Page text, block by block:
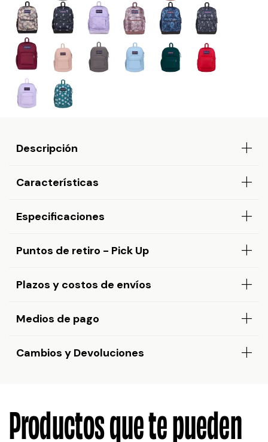
Descripción
Características
Especificaciones
Puntos de retiro - Pick Up
Plazos y costos de envíos
Medios de pago
Cambios y Devoluciones
Productos que te pueden